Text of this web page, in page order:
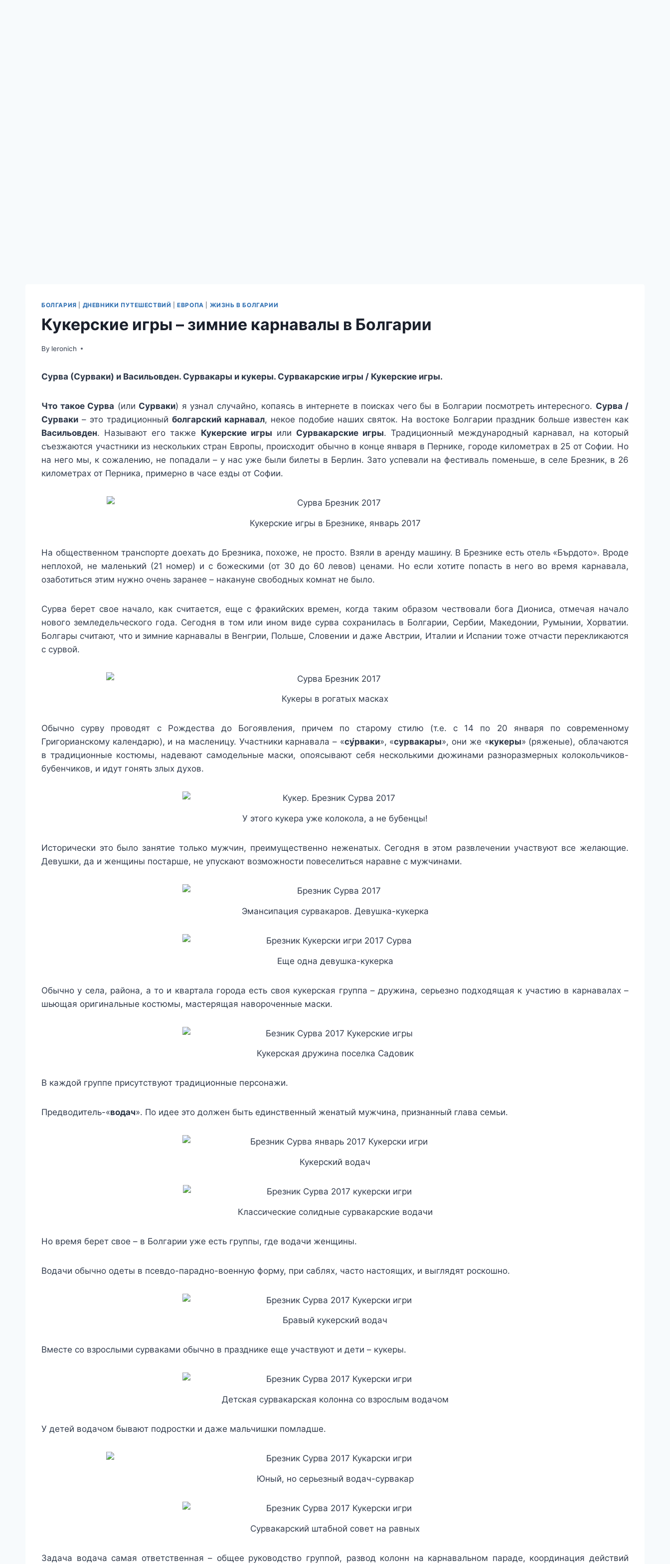
БОЛГАРИЯ ДНЕВНИКИ ПУТЕШЕСТВИЙ |ЕВРОПА ЖИЗНЬ В БОЛГАРИИ
Кукерские игры – зимние карнавалы в Болгарии
By leronich
Сурва (Сурваки) и Васильовден. Сурвакары и кукеры. Сурвакарские игры / Кукерские игры.
Что такое Сурва (или Сурваки) я узнал случайно, копаясь в интернете в поисках чего бы в Болгарии посмотреть интересного. Сурва /
Сурваки – это традиционный болгарский карнавал, некое подобие наших святок. На востоке Болгарии праздник больше известен как
Васильовден. Называют его также Кукерские игры или Сурвакарские игры. Традиционный международный карнавал, на который
съезжаются участники из нескольких стран Европы, происходит обычно в конце января в Пернике, городе километрах в 25 от Софии. Но
на него мы, к сожалению, не попадали – у нас уже были билеты в Берлин. Зато успевали на фестиваль поменьше, в селе Брезник, в 26
километрах от Перника, примерно в часе езды от Софии.
Кукерские игры в Брезнике, январь 2017
На общественном транспорте доехать до Брезника, похоже, не просто. Взяли в аренду машину. В Брезнике есть отель «Бърдото». Вроде
неплохой, не маленький (21 номер) и с божескими (от 30 до 60 левов) ценами. Но если хотите попасть в него во время карнавала,
озаботиться этим нужно очень заранее – накануне свободных комнат не было.
Сурва берет свое начало, как считается, еще с фракийских времен, когда таким образом чествовали бога Диониса, отмечая начало
нового земледельческого года. Сегодня в том или ином виде сурва сохранилась в Болгарии, Сербии, Македонии, Румынии, Хорватии.
Болгары считают, что и зимние карнавалы в Венгрии, Польше, Словении и даже Австрии, Италии и Испании тоже отчасти перекликаются
с сурвой.
Кукеры в рогатых масках
Обычно сурву проводят с Рождества до Богоявления, причем по старому стилю (т.е. с 14 по 20 января по современному
Григорианскому календарю), и на масленицу. Участники карнавала – «су́рваки», «сурвакары», они же «кукеры» (ряженые), облачаются
в традиционные костюмы, надевают самодельные маски, опоясывают себя несколькими дюжинами разноразмерных колокольчиков-
бубенчиков, и идут гонять злых духов.
У этого кукера уже колокола, а не бубенцы!
Исторически это было занятие только мужчин, преимущественно неженатых. Сегодня в этом развлечении участвуют все желающие.
Девушки, да и женщины постарше, не упускают возможности повеселиться наравне с мужчинами.
Эмансипация сурвакаров. Девушка-кукерка
Еще одна девушка-кукерка
Обычно у села, района, а то и квартала города есть своя кукерская группа – дружина, серьезно подходящая к участию в карнавалах –
шьющая оригинальные костюмы, мастерящая навороченные маски.
Кукерская дружина поселка Садовик
В каждой группе присутствуют традиционные персонажи.
Предводитель-«водач». По идее это должен быть единственный женатый мужчина, признанный глава семьи.
Кукерский водач
Классические солидные сурвакарские водачи
Но время берет свое – в Болгарии уже есть группы, где водачи женщины.
Водачи обычно одеты в псевдо-парадно-военную форму, при саблях, часто настоящих, и выглядят роскошно.
Бравый кукерский водач
Вместе со взрослыми сурваками обычно в празднике еще участвуют и дети – кукеры.
Детская сурвакарская колонна со взрослым водачом
У детей водачом бывают подростки и даже мальчишки помладше.
Юный, но серьезный водач-сурвакар
Сурвакарский штабной совет на равных
Задача водача самая ответственная – общее руководство группой, развод колонн на карнавальном параде, координация действий